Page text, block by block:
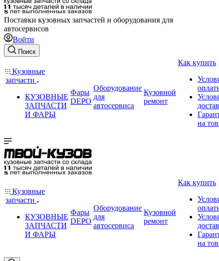
Поставки кузовных запчастей и оборудования для
автосервисов
Войти
Поиск
Кузовные
запчасти
КУЗОВНЫЕ
ЗАПЧАСТИ
И ФАРЫ
Фары
DEPO
Оборудование
для
автосервиса
Кузовной
ремонт
Как купить
на
Кузовные
запчасти
КУЗОВНЫЕ
ЗАПЧАСТИ
И ФАРЫ
Фары
DEPO
Оборудование
для
автосервиса
Кузовной
ремонт
Как купить
на